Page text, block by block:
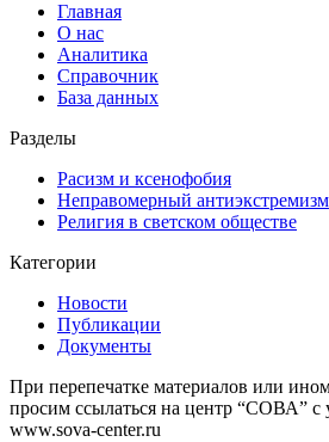
Главная
О нас
Аналитика
Справочник
База данных
Разделы
Расизм и ксенофобия
Неправомерный антиэкстремизм
Религия в светском обществе
Категории
Новости
Публикации
Документы
При перепечатке материалов или
просим ссылаться на центр “СОВА” с
www.sova-center.ru